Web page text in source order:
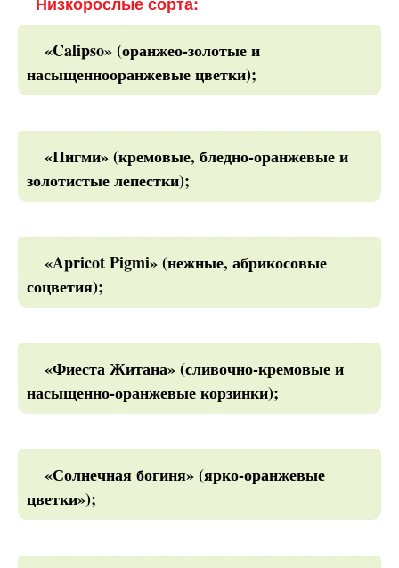
«Calipso» (оранжео-золотые и
насыщеннооранжевые цветки);
«Пигми» (кремовые, бледно-оранжевые и
золотистые лепестки);
«Apricot Pigmi» (нежные, абрикосовые
соцветия);
«Фиеста Житана» (сливочно-кремовые и
насыщенно-оранжевые корзинки);
«Солнечная богиня» (ярко-оранжевые
цветки»);